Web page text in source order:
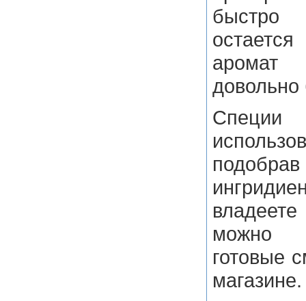
быстро
аромат
довольно
можно
готовые
магазине.